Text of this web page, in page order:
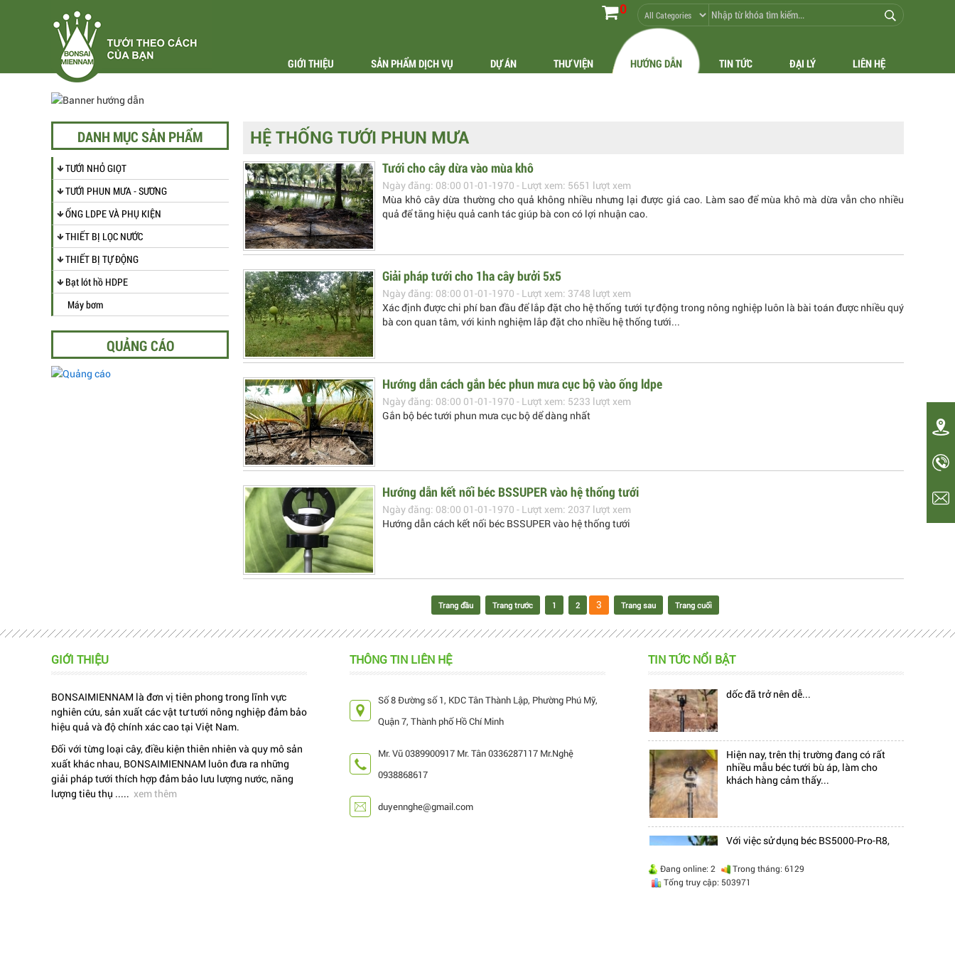
0
GIỚI THIỆU SẢN PHẨM DỊCH VỤ DỰ ÁN THƯ VIỆN HƯỚNG DẪN TIN TỨC ĐẠI LÝ LIÊN HỆ
DANH MỤC SẢN PHẨM
TƯỚI NHỎ GIỌT
TƯỚI PHUN MƯA - SƯƠNG
ỐNG LDPE VÀ PHỤ KIỆN
THIẾT BỊ LỌC NƯỚC
THIẾT BỊ TỰ ĐỘNG
Bạt lót hồ HDPE
Máy bơm
QUẢNG CÁO
HỆ THỐNG TƯỚI PHUN MƯA
Tưới cho cây dừa vào mùa khô
Ngày đăng: 08:00 01-01-1970 - Lượt xem: 5651 lượt xem
Mùa khô cây dừa thường cho quả không nhiều nhưng lại được giá cao. Làm sao để mùa khô mà dừa vẫn cho nhiều
quả để tăng hiệu quả canh tác giúp bà con có lợi nhuận cao.
Giải pháp tưới cho 1ha cây bưởi 5x5
Ngày đăng: 08:00 01-01-1970 - Lượt xem: 3748 lượt xem
Xác định được chi phí ban đầu để lắp đặt cho hệ thống tưới tự động trong nông nghiệp luôn là bài toán được nhiều quý
bà con quan tâm, với kinh nghiệm lắp đặt cho nhiều hệ thống tưới...
Hướng dẫn cách gắn béc phun mưa cục bộ vào ống ldpe
Ngày đăng: 08:00 01-01-1970 - Lượt xem: 5233 lượt xem
Gắn bộ béc tưới phun mưa cục bộ dể dàng nhất
Hướng dẫn kết nối béc BSSUPER vào hệ thống tưới
Ngày đăng: 08:00 01-01-1970 - Lượt xem: 2037 lượt xem
Hướng dẫn cách kết nối béc BSSUPER vào hệ thống tưới
Trang đầu Trang trước 1 2 3 Trang sau Trang cuối
GIỚI THIỆU
BONSAIMIENNAM là đơn vị tiên phong trong lĩnh vực
nghiên cứu, sản xuất các vật tư tưới nông nghiệp đảm bảo
hiệu quả và độ chính xác cao tại Việt Nam.
Đối với từng loại cây, điều kiện thiên nhiên và quy mô sản
xuất khác nhau, BONSAIMIENNAM luôn đưa ra những
giải pháp tưới thích hợp đảm bảo lưu lượng nước, năng
lượng tiêu thụ ..... xem thêm
THÔNG TIN LIÊN HỆ
Số 8 Đường số 1, KDC Tân Thành Lập, Phường Phú Mỹ,
Quận 7, Thành phố Hồ Chí Minh
Mr. Vũ 0389900917 Mr. Tân 0336287117 Mr.Nghệ
0938868617
duyennghe@gmail.com
TIN TỨC NỔI BẬT
Hiện nay, trên thị trường đang có rất
nhiều mẫu béc tưới bù áp, làm cho
Với việc sử dụng béc BS5000-Pro-R8,
việc tưới cho cây macca ở địa hình đồi
Hiện nay, trên thị trường đang có rất
nhiều mẫu béc tưới bù áp, làm cho
khách hàng cảm thấy...
Đang online: 2
Trong tháng: 6129
Tổng truy cập: 503971